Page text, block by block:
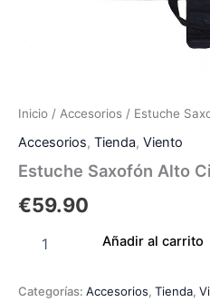
Inicio / Accesorios / Estuche
Accesorios, Tienda, Viento
Estuche Saxofón Alto
€59.90
Añadir al carrito
Categorías: Accesorios, Tienda,